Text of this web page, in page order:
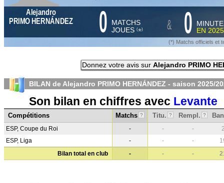
Alejandro
PRIMO HERNÁNDEZ
0 MATCHS
JOUES (*) & 0
EN
(*) Matchs officiels et
Donnez votre avis sur Alejandro PRIMO
BILAN de Alejandro PRIMO HERNÁNDEZ - saison 2025/
Son bilan en chiffres avec Levante
Compétitions Matchs ? Titu. ? Rempl. ?
ESP, Coupe du Roi - - -
ESP, Liga
- - -
Bilan total en club
- - -